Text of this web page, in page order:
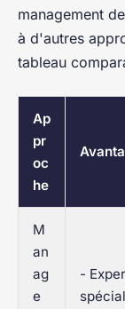
management
à d'autres
tableau
Ap
pr
oc
he
M
an
ag
e
-